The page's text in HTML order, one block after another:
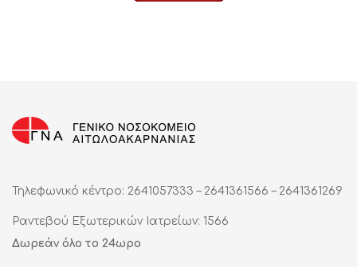
Τηλεφωνικό κέντρο: 2641057333 – 2641361566 – 2641361269
Ραντεβού Εξωτερικών Ιατρείων: 1566
Δωρεάν όλο το 24ωρο